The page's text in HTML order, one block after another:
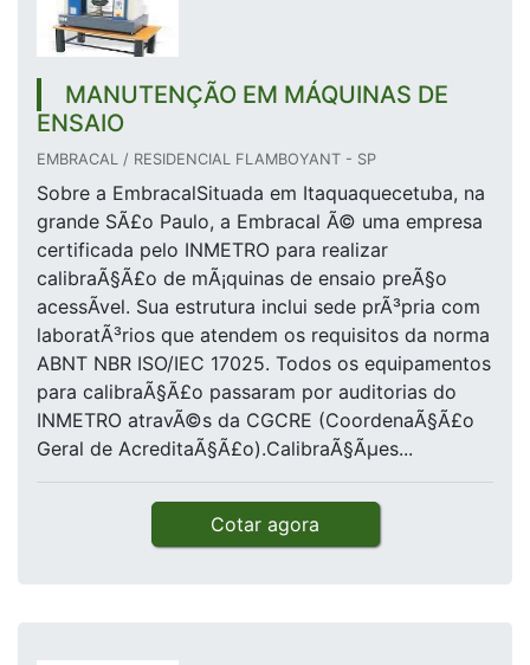
MANUTENÇÃO EM MÁQUINAS DE
ENSAIO
EMBRACAL / RESIDENCIAL FLAMBOYANT - SP
Sobre a EmbracalSituada em Itaquaquecetuba, na
grande SÃ£o Paulo, a Embracal Ã© uma empresa
certificada pelo INMETRO para realizar
calibraÃ§Ã£o de mÃ¡quinas de ensaio preÃ§o
acessÃ­vel. Sua estrutura inclui sede prÃ³pria com
laboratÃ³rios que atendem os requisitos da norma
ABNT NBR ISO/IEC 17025. Todos os equipamentos
para calibraÃ§Ã£o passaram por auditorias do
INMETRO atravÃ©s da CGCRE (CoordenaÃ§Ã£o
Geral de AcreditaÃ§Ã£o).CalibraÃ§Ãµes...
Cotar agora